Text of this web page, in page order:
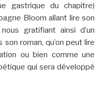
gastrique du chapitre)
Bloom allant lire son
gratifiant ainsi d’un
roman, qu’on peut lire
ou bien comme une
qui sera développé